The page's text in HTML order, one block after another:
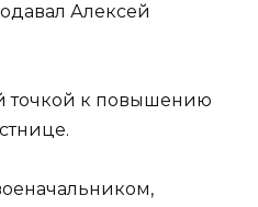
Алексей
точкой к повышению